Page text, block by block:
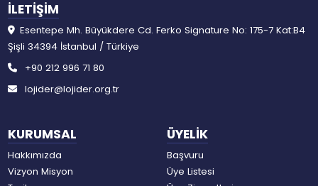
KURUMSAL
Hakkımızda
Vizyon Misyon
ÜYELİK
Başvuru
Üye Listesi
İLETİŞİM
Esentepe Mh. Büyükdere Cd. Ferko Signature No: 175-7 Kat:B4
Şişli 34394 İstanbul / Türkiye
+90 212 996 71 80
lojider@lojider.org.tr